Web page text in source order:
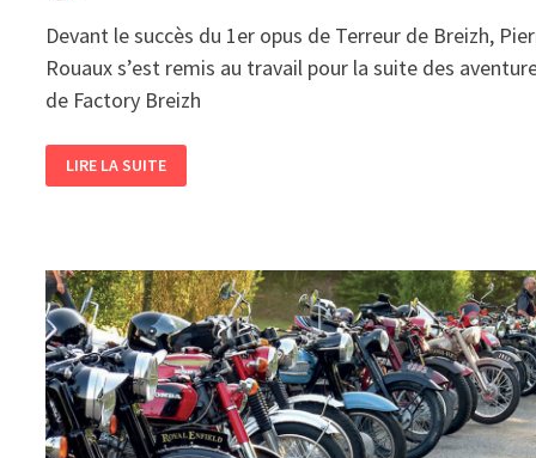
Devant le succès du 1er opus de Terreur de Breizh,
Rouaux s’est remis au travail pour la suite des
de Factory Breizh
TERREUR
DE
BREIZH
LIRE LA SUITE